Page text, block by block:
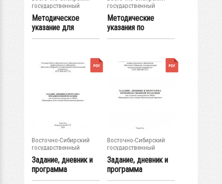
государственный
университет...
Методическое
указание для
выполнения
государственный
университет...
Методические
указания по
выполнению
Восточно-Сибирский
государственный
университет...
Задание, дневник и
программа
преддипломной...
Восточно-Сибирский
государственный
университет...
Задание, дневник и
программа
производственной...